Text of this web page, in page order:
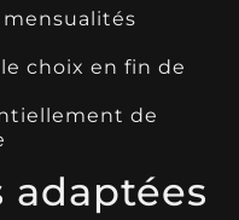
mensualités
choix en fin de
de
adaptées